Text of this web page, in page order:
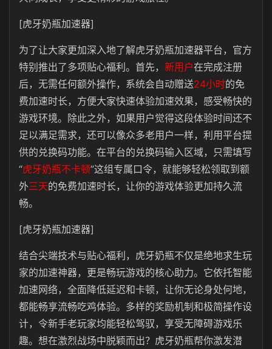
[虎牙奶瓶加速器]
为了让大家更加深入地了解虎牙奶瓶加速器平台，官方
特别推出了多项贴心福利。首先， 新用户在完成注册
后，无需任何额外操作，系统会自动赠送24小时的免
费加速时长，方便大家快速体验加速效果，感受畅快的
游戏环境。除此之外，如果用户觉得这段体验时间还不
足以满足需求，还可以像众多老用户一样，利用平台提
供的兑换码功能。在平台的兑换码输入区域，只需填写
“虎牙奶瓶不卡顿”这组专属口令，就能够轻松领取到额
外三天的免费加速时长，让你的游戏体验更加持久流
畅。
[虎牙奶瓶加速器]
结合尖端技术与贴心福利， 虎牙奶瓶不仅是绝地求生玩
家的加速神器，更是畅玩游戏的核心助力。它依托智能
加速网络，全面降低延迟和卡顿，让你无论身处何地，
都能畅享流畅吃鸡体验。多样的奖励机制和极简操作设
计，令新手老玩家均能轻松驾驭，享受无障碍游戏乐
趣。想在激烈战场中脱颖而出？虎牙奶瓶帮你激发潜